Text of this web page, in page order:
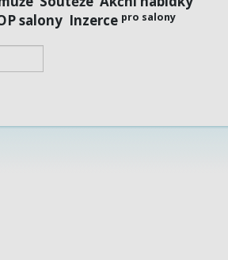
salony Inzerce pro salony